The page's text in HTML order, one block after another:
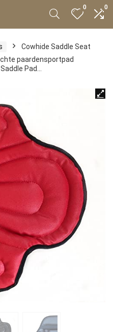
0 0
Cowhide Saddle Seat
paardensportpad
Pad…